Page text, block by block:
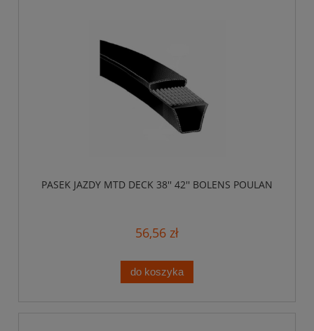
PASEK JAZDY MTD DECK 38'' 42'' BOLENS POULAN
56,56 zł
do koszyka